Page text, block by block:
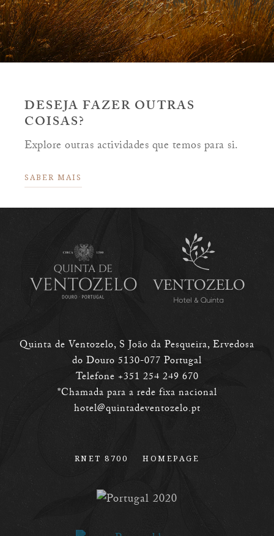
DESEJA FAZER OUTRAS
COISAS?
Explore outras actividades que temos para si.
SABER MAIS
Quinta de Ventozelo, S João da Pesqueira, Ervedosa
do Douro 5130-077 Portugal
Telefone +351 254 249 670
*Chamada para a rede fixa nacional
hotel@quintadeventozelo.pt
RNET 8700 HOMEPAGE